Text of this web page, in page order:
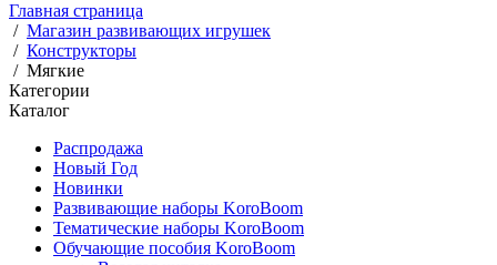
Главная страница
/ Магазин развивающих игрушек
/ Конструкторы
/ Мягкие
Категории
Каталог
Распродажа
Новый Год
Новинки
Развивающие наборы KoroBoom
Тематические наборы KoroBoom
Обучающие пособия KoroBoom